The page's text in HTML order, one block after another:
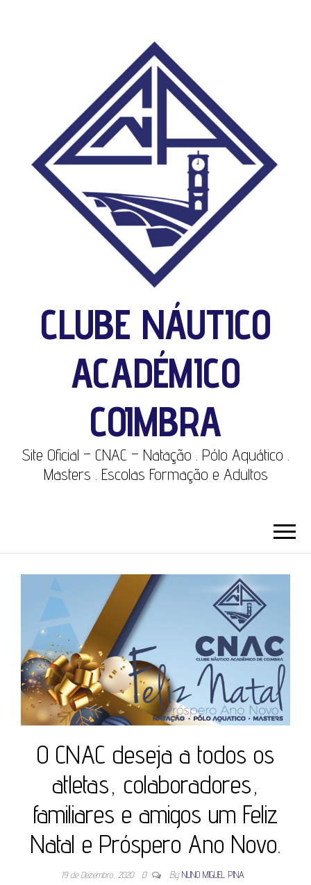
CLUBE NÁUTICO
ACADÉMICO
COIMBRA
Site Oficial – CNAC – Natação . Pólo Aquático .
Masters . Escolas Formação e Adultos
O CNAC deseja a todos os
atletas, colaboradores,
familiares e amigos um Feliz
Natal e Próspero Ano Novo.
19 de Dezembro, 2020 0 By NUNO MIGUEL PINA